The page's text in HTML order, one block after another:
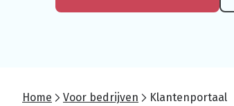
Home Voor bedrijven Klantenportaal